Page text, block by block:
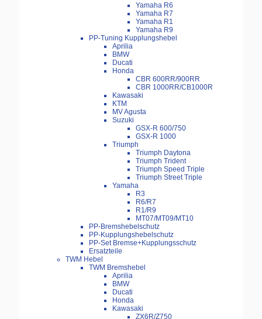
Yamaha R6
Yamaha R7
Yamaha R1
Yamaha R9
PP-Tuning Kupplungshebel
Aprilia
BMW
Ducati
Honda
CBR 600RR/900RR
CBR 1000RR/CB1000R
Kawasaki
KTM
MV Agusta
Suzuki
GSX-R 600/750
GSX-R 1000
Triumph
Triumph Daytona
Triumph Trident
Triumph Speed Triple
Triumph Street Triple
Yamaha
R3
R6/R7
R1/R9
MT07/MT09/MT10
PP-Bremshebelschutz
PP-Kupplungshebelschutz
PP-Set Bremse+Kupplungsschutz
Ersatzteile
TWM Hebel
TWM Bremshebel
Aprilia
BMW
Ducati
Honda
Kawasaki
ZX6R/Z750